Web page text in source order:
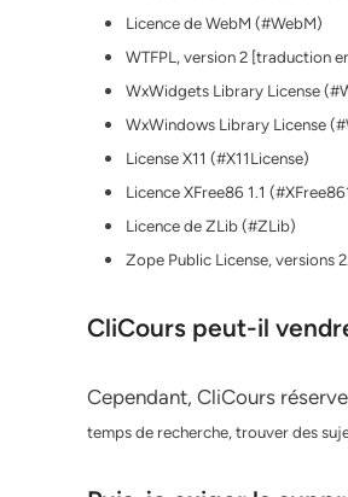
Licence de WebM (#WebM)
WTFPL, version 2 [traduction
WxWidgets Library License
WxWindows Library License
License X11 (#X11License)
Licence XFree86 1.1
Licence de ZLib (#ZLib)
Zope Public License, versions
CliCours peut-il
Cependant, CliCours
temps de recherche, trouver des